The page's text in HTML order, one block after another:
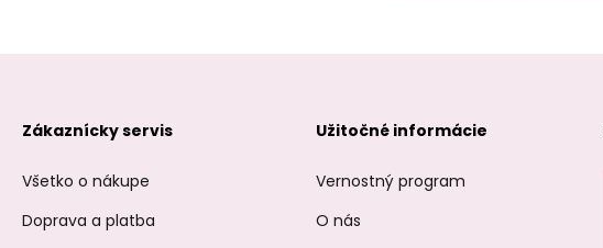
Zákaznícky servis
Všetko o nákupe
Doprava a platba
Užitočné informácie
Vernostný program
O nás